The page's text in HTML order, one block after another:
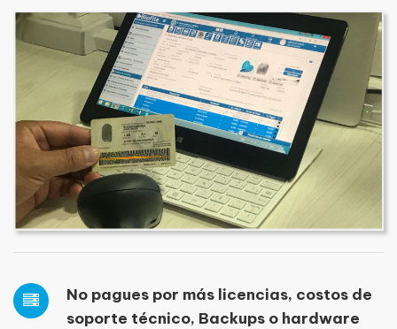
No pagues por más licencias, costos de
soporte técnico, Backups o hardware